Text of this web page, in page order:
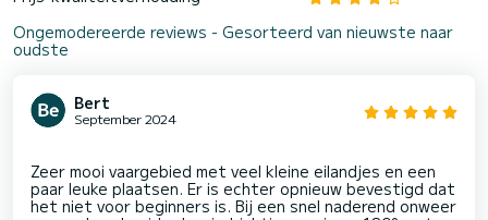
Ongemodereerde reviews - Gesorteerd van nieuwste naar
oudste
Bert
September 2024
Zeer mooi vaargebied met veel kleine eilandjes en een
paar leuke plaatsen. Er is echter opnieuw bevestigd dat
het niet voor beginners is. Bij een snel naderend onweer